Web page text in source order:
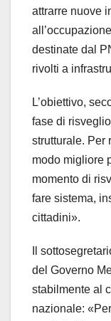
attrarre nuove
destinate dal
rivolti a
L’obiettivo,
fase di
strutturale. Per
modo migliore
momento di
fare sistema,
cittadini».
Il
del Governo
stabilmente al
nazionale: